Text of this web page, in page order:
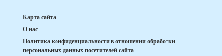
Карта сайта
О нас
Политика конфиденциальности в отношении обработки
персональных данных посетителей сайта